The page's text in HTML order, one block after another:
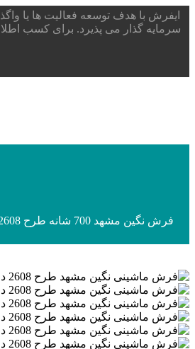
ایفرش با هدف توسعه فعالیت ها یا
سرمایه گذار می پذیرد. برای کسب
فرش نگین مشهد 700 شانه طرح 2608 زغالی گل برجسته